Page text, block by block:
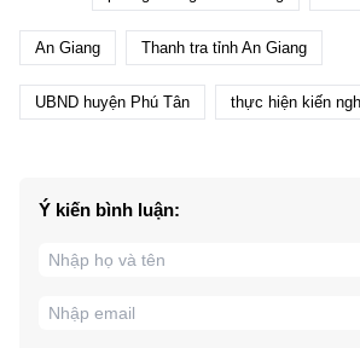
An Giang Thanh tra tỉnh An Giang
UBND huyện Phú Tân thực hiện kiến
Ý kiến bình luận: